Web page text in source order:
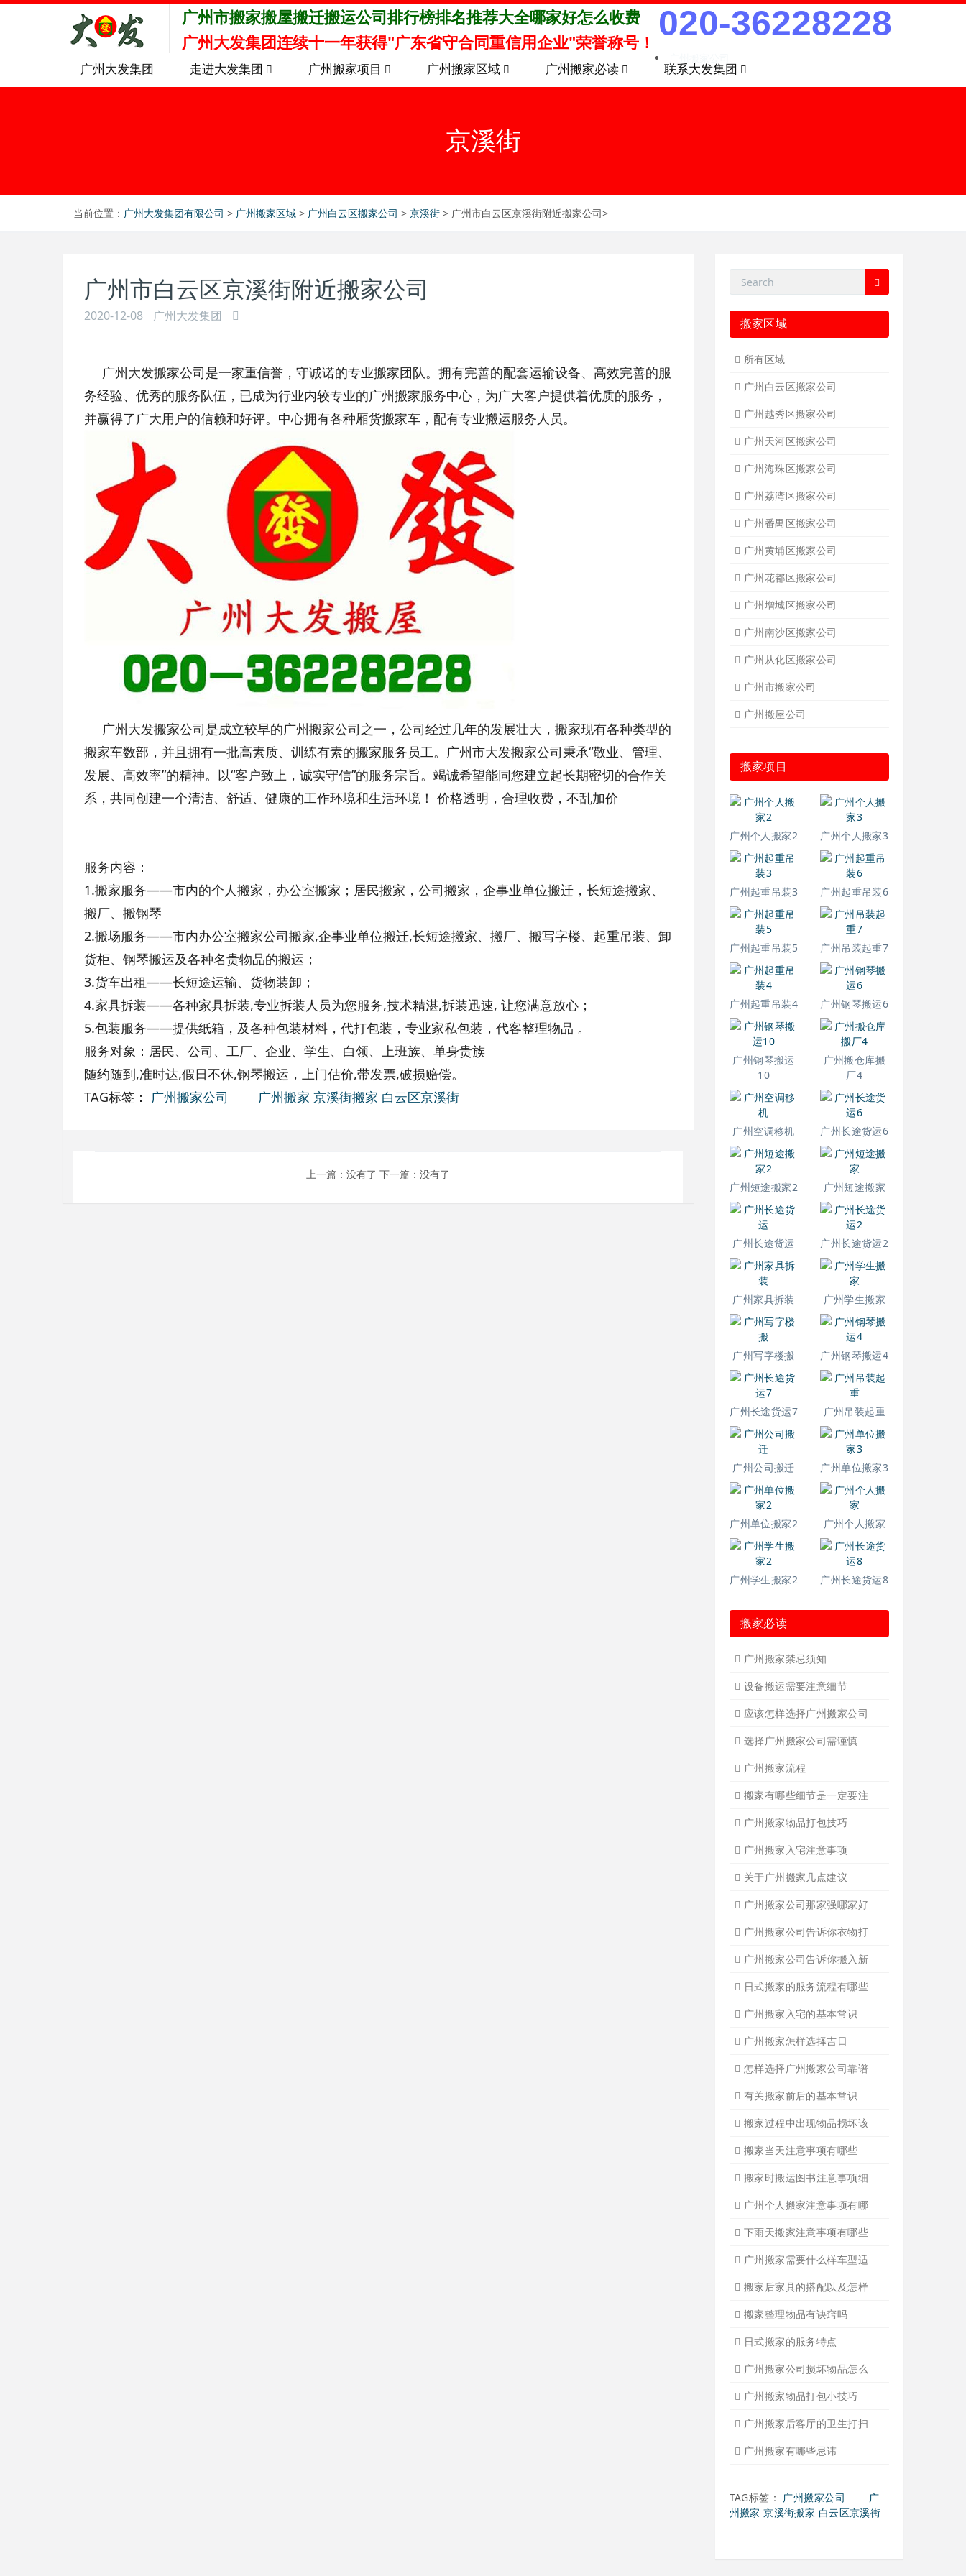
广州市搬家搬屋搬迁搬运公司排行榜排名推荐大全哪家好怎么收费
广州大发集团连续十一年获得"广东省守合同重信用企业"荣誉称号！ 020-36228228
广州大发集团 走进大发集团 广州搬家项目 广州搬家区域 广州搬家必读 联系大发集团
京溪街
当前位置： 广州大发集团有限公司 > 广州搬家区域 > 广州白云区搬家公司 > 京溪街 > 广州市白云区京溪街附近搬家公司>
广州市白云区京溪街附近搬家公司
2020-12-08 广州大发集团
广州大发搬家公司是一家重信誉，守诚诺的专业搬家团队。拥有完善的配套运输设备、高效完善的服
务经验、优秀的服务队伍，已成为行业内较专业的广州搬家服务中心，为广大客户提供着优质的服务，
并赢得了广大用户的信赖和好评。中心拥有各种厢货搬家车，配有专业搬运服务人员。
广州大发搬家公司是成立较早的广州搬家公司之一，公司经过几年的发展壮大，搬家现有各种类型的
搬家车数部，并且拥有一批高素质、训练有素的搬家服务员工。广州市大发搬家公司秉承“敬业、管理、
发展、高效率”的精神。以“客户致上，诚实守信”的服务宗旨。竭诚希望能同您建立起长期密切的合作关
系，共同创建一个清洁、舒适、健康的工作环境和生活环境！ 价格透明，合理收费，不乱加价
服务内容：
1.搬家服务——市内的个人搬家，办公室搬家；居民搬家，公司搬家，企事业单位搬迁，长短途搬家、
搬厂、搬钢琴
2.搬场服务——市内办公室搬家公司搬家,企事业单位搬迁,长短途搬家、搬厂、搬写字楼、起重吊装、卸
货柜、钢琴搬运及各种名贵物品的搬运；
3.货车出租——长短途运输、货物装卸；
4.家具拆装——各种家具拆装,专业拆装人员为您服务,技术精湛,拆装迅速, 让您满意放心；
5.包装服务——提供纸箱，及各种包装材料，代打包装，专业家私包装，代客整理物品 。
服务对象：居民、公司、工厂、企业、学生、白领、上班族、单身贵族
随约随到,准时达,假日不休,钢琴搬运，上门估价,带发票,破损赔偿。
TAG标签： 广州搬家公司 广州搬家 京溪街搬家 白云区京溪街
上一篇：没有了 下一篇：没有了
搬家区域
所有区域
广州白云区搬家公司
广州越秀区搬家公司
广州天河区搬家公司
广州海珠区搬家公司
广州荔湾区搬家公司
广州番禺区搬家公司
广州黄埔区搬家公司
广州花都区搬家公司
广州增城区搬家公司
广州南沙区搬家公司
广州从化区搬家公司
广州市搬家公司
广州搬屋公司
搬家项目
广州个人搬家2 广州个人搬家3
广州起重吊装3 广州起重吊装6
广州起重吊装5 广州吊装起重7
广州起重吊装4 广州钢琴搬运6
广州钢琴搬运
10
广州搬仓库搬
厂4
广州空调移机 广州长途货运6
广州短途搬家2 广州短途搬家
广州长途货运 广州长途货运2
广州家具拆装 广州学生搬家
广州写字楼搬 广州钢琴搬运4
广州长途货运7 广州吊装起重
广州公司搬迁 广州单位搬家3
广州单位搬家2 广州个人搬家
广州学生搬家2 广州长途货运8
搬家必读
广州搬家禁忌须知
设备搬运需要注意细节
应该怎样选择广州搬家公司
选择广州搬家公司需谨慎
广州搬家流程
搬家有哪些细节是一定要注
广州搬家物品打包技巧
广州搬家入宅注意事项
关于广州搬家几点建议
广州搬家公司那家强哪家好
广州搬家公司告诉你衣物打
广州搬家公司告诉你搬入新
日式搬家的服务流程有哪些
广州搬家入宅的基本常识
广州搬家怎样选择吉日
怎样选择广州搬家公司靠谱
有关搬家前后的基本常识
搬家过程中出现物品损坏该
搬家当天注意事项有哪些
搬家时搬运图书注意事项细
广州个人搬家注意事项有哪
下雨天搬家注意事项有哪些
广州搬家需要什么样车型适
搬家后家具的搭配以及怎样
搬家整理物品有诀窍吗
日式搬家的服务特点
广州搬家公司损坏物品怎么
广州搬家物品打包小技巧
广州搬家后客厅的卫生打扫
广州搬家有哪些忌讳
TAG标签： 广州搬家公司
广
州搬家 京溪街搬家 白云区京溪街